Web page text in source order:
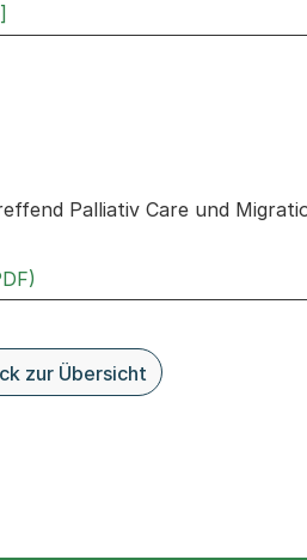
zum Geschäft
Palliativ Care und
zur Übersicht